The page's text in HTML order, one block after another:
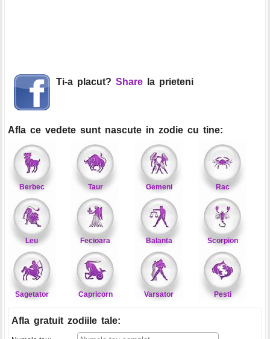
Ti-a placut? Share la prieteni
Afla ce vedete sunt nascute in zodie cu tine:
Berbec Taur Gemeni Rac
Leu Fecioara Balanta Scorpion
Sagetator Capricorn Varsator Pesti
Afla gratuit zodiile tale: